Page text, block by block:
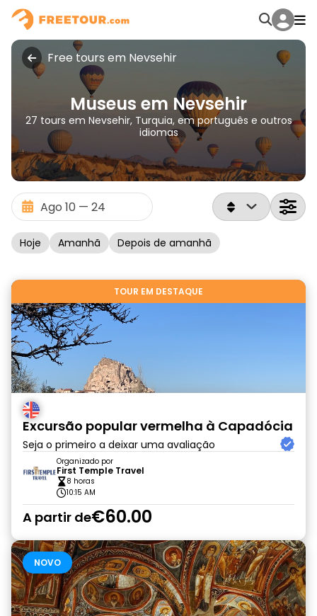
Free tours em Nevsehir
Museus em Nevsehir
27 tours em Nevsehir, Turquia, em português e outros
idiomas
Hoje Amanhã Depois de amanhã
TOUR EM DESTAQUE
Excursão popular vermelha à Capadócia
Seja o primeiro a deixar uma avaliação
Organizado por
First Temple Travel
8 horas
10:15 AM
A partir de€60.00
NOVO